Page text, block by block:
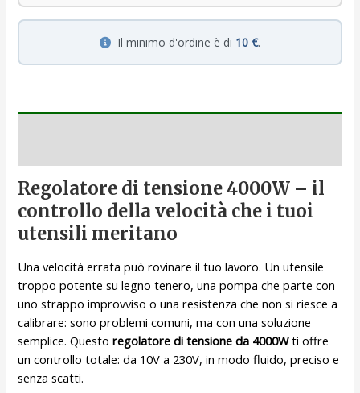
Il minimo d'ordine è di 10 €.
Regolatore di tensione 4000W – il
controllo della velocità che i tuoi
utensili meritano
Una velocità errata può rovinare il tuo lavoro. Un utensile
troppo potente su legno tenero, una pompa che parte con
uno strappo improvviso o una resistenza che non si riesce a
calibrare: sono problemi comuni, ma con una soluzione
semplice. Questoregolatore di tensione da 4000Wti offre
un controllo totale: da 10V a 230V, in modo fluido, preciso e
senza scatti.